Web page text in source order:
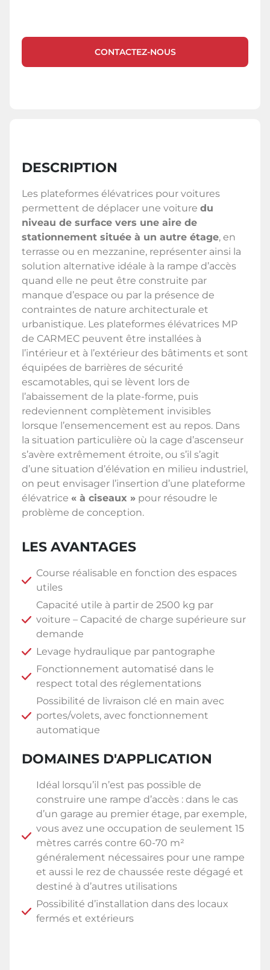
DESCRIPTION
Les plateformes élévatrices pour voitures
permettent de déplacer une voiture du
niveau de surface vers une aire de
stationnement située à un autre étage, en
terrasse ou en mezzanine, représenter ainsi la
solution alternative idéale à la rampe d’accès
quand elle ne peut être construite par
manque d’espace ou par la présence de
contraintes de nature architecturale et
urbanistique. Les plateformes élévatrices MP
de CARMEC peuvent être installées à
l’intérieur et à l’extérieur des bâtiments et sont
équipées de barrières de sécurité
escamotables, qui se lèvent lors de
l’abaissement de la plate-forme, puis
redeviennent complètement invisibles
lorsque l’ensemencement est au repos. Dans
la situation particulière où la cage d’ascenseur
s’avère extrêmement étroite, ou s’il s’agit
d’une situation d’élévation en milieu industriel,
on peut envisager l’insertion d’une plateforme
élévatrice « à ciseaux » pour résoudre le
problème de conception.
LES AVANTAGES
Course réalisable en fonction des espaces
utiles
Capacité utile à partir de 2500 kg par
voiture – Capacité de charge supérieure sur
demande
Levage hydraulique par pantographe
Fonctionnement automatisé dans le
respect total des réglementations
Possibilité de livraison clé en main avec
portes/volets, avec fonctionnement
automatique
DOMAINES D'APPLICATION
Idéal lorsqu’il n’est pas possible de
construire une rampe d’accès : dans le cas
d’un garage au premier étage, par exemple,
vous avez une occupation de seulement 15
mètres carrés contre 60-70 m²
généralement nécessaires pour une rampe
et aussi le rez de chaussée reste dégagé et
destiné à d’autres utilisations
Possibilité d’installation dans des locaux
fermés et extérieurs
CONTACTEZ-NOUS